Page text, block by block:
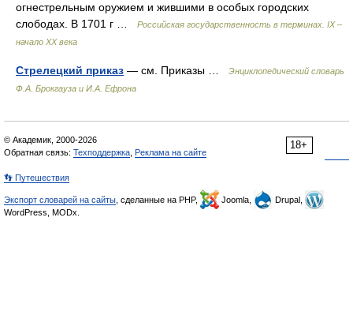
огнестрельным оружием и жившими в особых городских
слободах. В 1701 г …
Российская государственность в терминах. IX –
начало XX века
Стрелецкий приказ — см. Приказы …
Энциклопедический словарь
Ф.А. Брокгауза и И.А. Ефрона
18+
© Академик, 2000-2026
Обратная связь: Техподдержка Реклама на сайте
👣 Путешествия
Экспорт словарей на сайты , сделанные на PHP, Joomla,
Drupal,
WordPress, MODx.